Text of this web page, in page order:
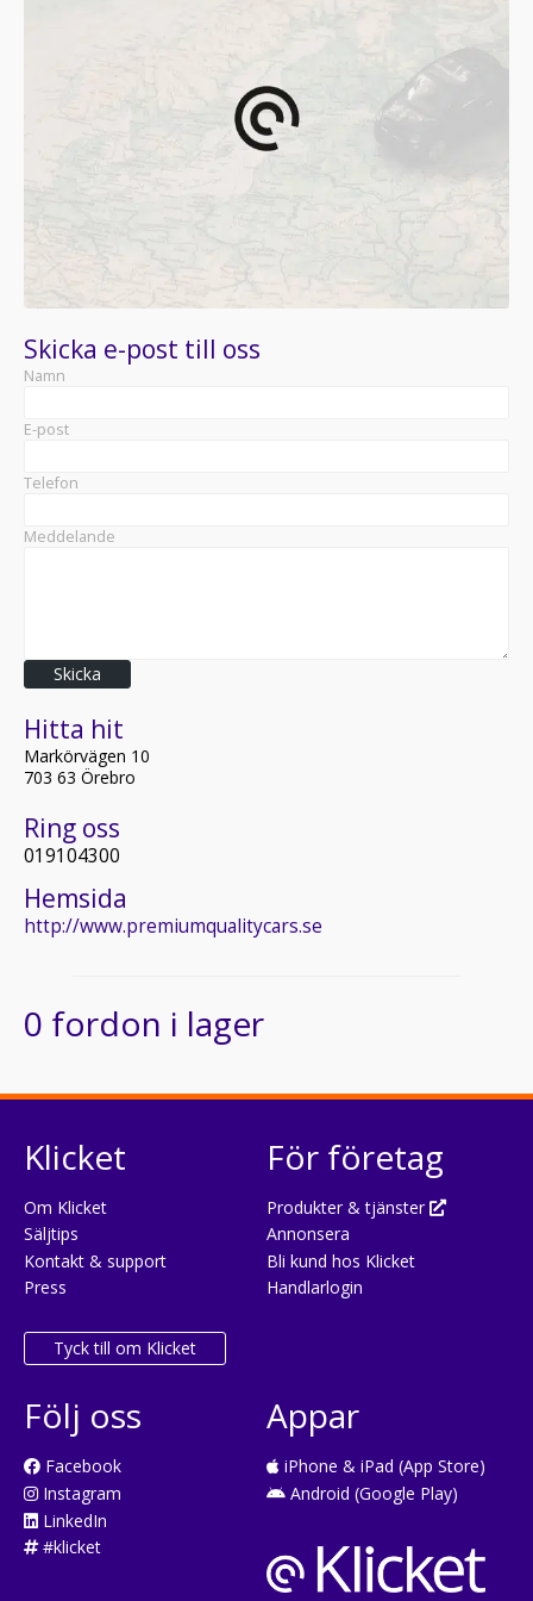
Skicka e-post till oss
Namn
E-post
Telefon
Meddelande
Skicka
Hitta hit
Markörvägen 10
703 63 Örebro
Ring oss
019104300
Hemsida
http://www.premiumqualitycars.se
0 fordon i lager
Klicket
Om Klicket
Säljtips
Kontakt & support
Press
Tyck till om Klicket
För företag
Produkter & tjänster
Annonsera
Bli kund hos Klicket
Handlarlogin
Följ oss
Facebook
Instagram
LinkedIn
#klicket
Appar
iPhone & iPad (App Store)
Android (Google Play)